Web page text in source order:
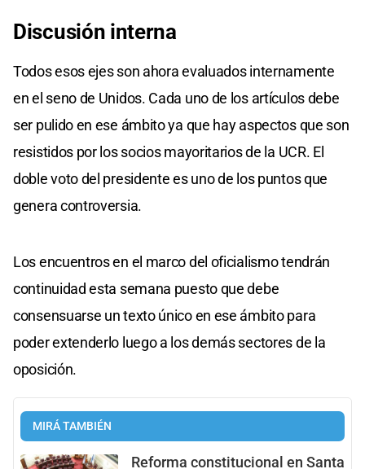
Discusión interna
Todos esos ejes son ahora evaluados internamente
en el seno de Unidos. Cada uno de los artículos debe
ser pulido en ese ámbito ya que hay aspectos que son
resistidos por los socios mayoritarios de la UCR. El
doble voto del presidente es uno de los puntos que
genera controversia.
Los encuentros en el marco del oficialismo tendrán
continuidad esta semana puesto que debe
consensuarse un texto único en ese ámbito para
poder extenderlo luego a los demás sectores de la
oposición.
MIRÁ TAMBIÉN
Reforma constitucional en Santa